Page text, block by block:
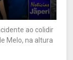
ao colidir
Melo, na altura